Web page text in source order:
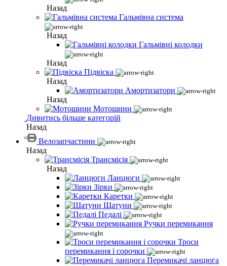
Назад
Гальмівна система
Назад
Гальмівні колодки
Назад
Підвіска
Назад
Амортизатори
Назад
Мотошини
Дивитись більше категорій
Назад
Велозапчастини
Назад
Трансмісія
Назад
Ланцюги
Зірки
Каретки
Шатуни
Педалі
Ручки перемикання
Троси
перемикання і сорочки
Перемикачі ланцюга